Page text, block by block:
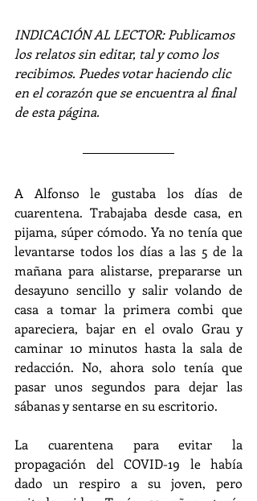
INDICACIÓN AL LECTOR: Publicamos
los relatos sin editar, tal y como los
recibimos. Puedes votar haciendo clic
en el corazón que se encuentra al final
de esta página.
A Alfonso le gustaba los días de
cuarentena. Trabajaba desde casa, en
pijama, súper cómodo. Ya no tenía que
levantarse todos los días a las 5 de la
mañana para alistarse, prepararse un
desayuno sencillo y salir volando de
casa a tomar la primera combi que
apareciera, bajar en el ovalo Grau y
caminar 10 minutos hasta la sala de
redacción. No, ahora solo tenía que
pasar unos segundos para dejar las
sábanas y sentarse en su escritorio.
La cuarentena para evitar la
propagación del COVID-19 le había
dado un respiro a su joven, pero